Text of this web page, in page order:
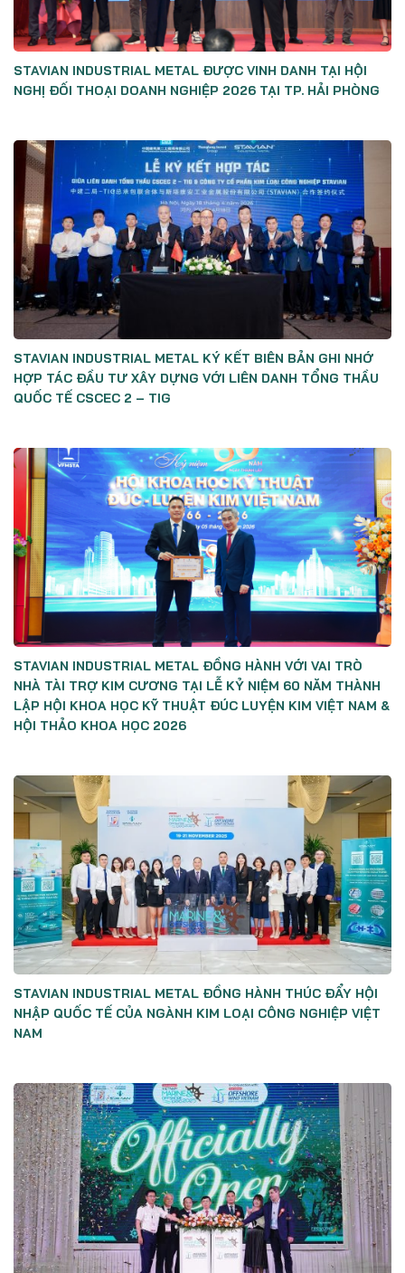
STAVIAN INDUSTRIAL METAL ĐƯỢC VINH DANH TẠI HỘI
NGHỊ ĐỐI THOẠI DOANH NGHIỆP 2026 TẠI TP. HẢI PHÒNG
STAVIAN INDUSTRIAL METAL KÝ KẾT BIÊN BẢN GHI NHỚ
HỢP TÁC ĐẦU TƯ XÂY DỰNG VỚI LIÊN DANH TỔNG THẦU
QUỐC TẾ CSCEC 2 – TIG
STAVIAN INDUSTRIAL METAL ĐỒNG HÀNH VỚI VAI TRÒ
NHÀ TÀI TRỢ KIM CƯƠNG TẠI LỄ KỶ NIỆM 60 NĂM THÀNH
LẬP HỘI KHOA HỌC KỸ THUẬT ĐÚC LUYỆN KIM VIỆT NAM &
HỘI THẢO KHOA HỌC 2026
STAVIAN INDUSTRIAL METAL ĐỒNG HÀNH THÚC ĐẨY HỘI
NHẬP QUỐC TẾ CỦA NGÀNH KIM LOẠI CÔNG NGHIỆP VIỆT
NAM